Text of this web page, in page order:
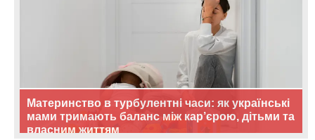
Материнство в турбулентні часи: як українські
мами тримають баланс між кар’єрою, дітьми та
власним життям